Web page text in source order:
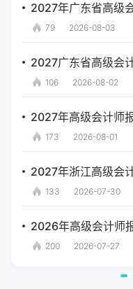
2027年广东省高级
79 2026-08-03
2027广东省高级会
106 2026-08-02
2027年高级会计师
173 2026-08-01
2027年浙江高级会
133 2026-07-30
2026年高级会计师
200 2026-07-27